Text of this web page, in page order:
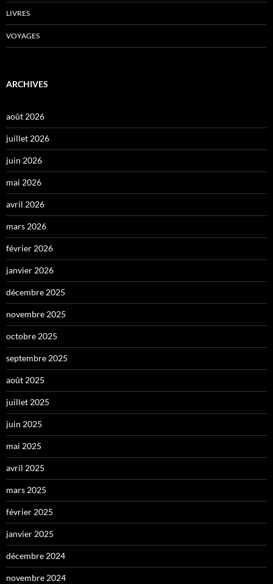
LIVRES
VOYAGES
ARCHIVES
août 2026
juillet 2026
juin 2026
mai 2026
avril 2026
mars 2026
février 2026
janvier 2026
décembre 2025
novembre 2025
octobre 2025
septembre 2025
août 2025
juillet 2025
juin 2025
mai 2025
avril 2025
mars 2025
février 2025
janvier 2025
décembre 2024
novembre 2024